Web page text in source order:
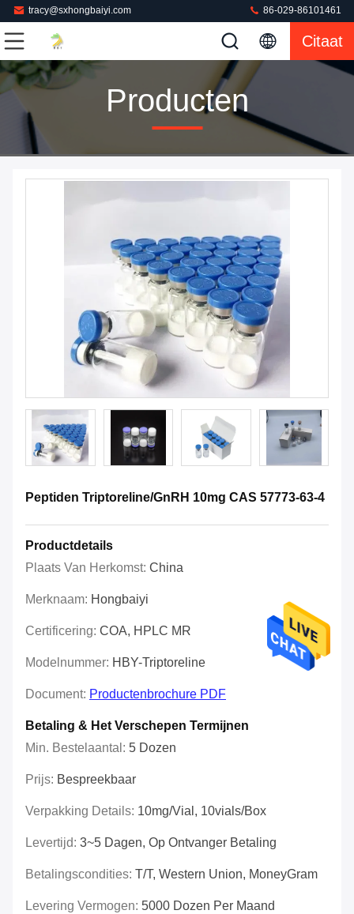
tracy@sxhongbaiyi.com 86-029-86101461
Citaat
Producten
Peptiden Triptoreline/GnRH 10mg CAS 57773-63-4
Productdetails
Plaats Van Herkomst: China
Merknaam: Hongbaiyi
Certificering: COA, HPLC MR
Modelnummer: HBY-Triptoreline
Document: Productenbrochure PDF
Betaling & Het Verschepen Termijnen
Min. Bestelaantal: 5 Dozen
Prijs: Bespreekbaar
Verpakking Details: 10mg/vial, 10vials/box
Levertijd: 3~5 Dagen, Op Ontvanger Betaling
Betalingscondities: T/T, Western Union, MoneyGram
Levering Vermogen: 5000 Dozen Per Maand